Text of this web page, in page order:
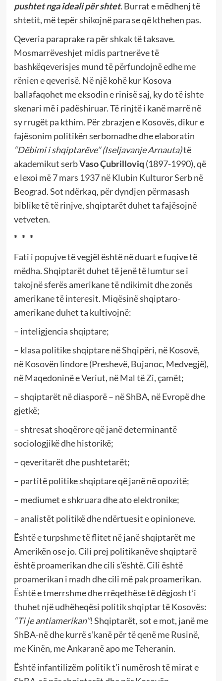
pushtet nga ideali për shtet. Burrat e mëdhenj të
shtetit, më tepër shikojnë para se që kthehen pas.
Qeveria paraprake ra për shkak të taksave.
Mosmarrëveshjet midis partnerëve të
bashkëqeverisjes mund të përfundojnë edhe me
rënien e qeverisë. Në një kohë kur Kosova
ballafaqohet me eksodin e rinisë saj, ky do të ishte
skenari më i padëshiruar. Të rinjtë i kanë marrë në
sy rrugët pa kthim. Për zbrazjen e Kosovës, dikur e
fajësonim politikën serbomadhe dhe elaboratin
“Dëbimi i shqiptarëve” (Iseljavanje Arnauta)të
akademikut serbVaso Çubrilloviq (1897-1990), që
e lexoi më 7 mars 1937 në Klubin Kulturor Serb në
Beograd. Sot ndërkaq, për dyndjen përmasash
biblike të të rinjve, shqiptarët duhet ta fajësojnë
vetveten.
* * *
Fati i popujve të vegjël është në duart e fuqive të
mëdha. Shqiptarët duhet të jenë të lumtur se i
takojnë sferës amerikane të ndikimit dhe zonës
amerikane të interesit. Miqësinë shqiptaro-
amerikane duhet ta kultivojnë:
– inteligjencia shqiptare;
– klasa politike shqiptare në Shqipëri, në Kosovë,
në Kosovën lindore (Preshevë, Bujanoc, Medvegjë),
në Maqedoninë e Veriut, në Mal të Zi, çamët;
– shqiptarët në diasporë – në ShBA, në Evropë dhe
gjetkë;
– shtresat shoqërore që janë determinantë
sociologjikë dhe historikë;
– qeveritarët dhe pushtetarët;
– partitë politike shqiptare që janë në opozitë;
– mediumet e shkruara dhe ato elektronike;
– analistët politikë dhe ndërtuesit e opinioneve.
Është e turpshme të flitet në janë shqiptarët me
Amerikën ose jo. Cili prej politikanëve shqiptarë
është proamerikan dhe cili s’është. Cili është
proamerikan i madh dhe cili më pak proamerikan.
Është e tmerrshme dhe rrëqethëse të dëgjosh t’i
thuhet një udhëheqësi politik shqiptar të Kosovës:
“Ti je antiamerikan”! Shqiptarët, sot e mot, janë me
ShBA-në dhe kurrë s’kanë për të qenë me Rusinë,
me Kinën, me Ankaranë apo me Teheranin.
Është infantilizëm politik t’i numërosh të mirat e